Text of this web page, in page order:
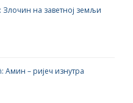
Злочин на заветној земљи
Амин – ријеч изнутра